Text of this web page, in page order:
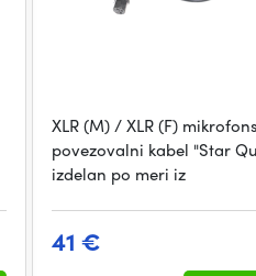
XLR (M) / XLR (F)
povezovalni kabel "Star
izdelan po meri iz
41 €